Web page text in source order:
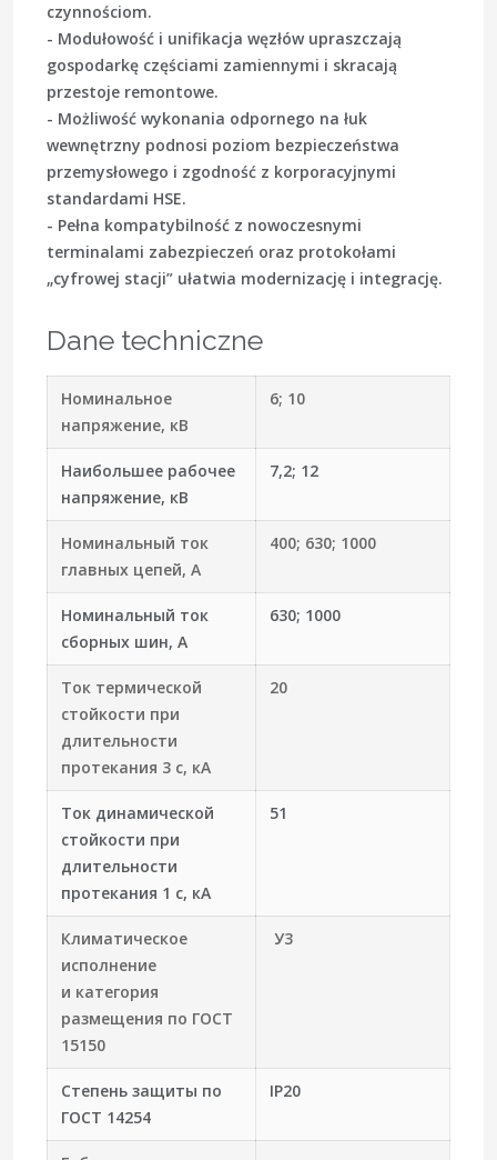
czynnościom.
- Modułowość i unifikacja węzłów upraszczają
gospodarkę częściami zamiennymi i skracają
przestoje remontowe.
- Możliwość wykonania odpornego na łuk
wewnętrzny podnosi poziom bezpieczeństwa
przemysłowego i zgodność z korporacyjnymi
standardami HSE.
- Pełna kompatybilność z nowoczesnymi
terminalami zabezpieczeń oraz protokołami
„cyfrowej stacji” ułatwia modernizację i integrację.
Dane techniczne
Номинальное
напряжение, кВ
6; 10
Наибольшее рабочее
напряжение, кВ
7,2; 12
Номинальный ток
главных цепей, А
400; 630; 1000
Номинальный ток
сборных шин, А
630; 1000
Ток термической
стойкости при
длительности
протекания 3 с, кА
20
Ток динамической
стойкости при
длительности
протекания 1 с, кА
51
Климатическое
исполнение
и категория
размещения по ГОСТ
15150
У3
Степень защиты по
ГОСТ 14254
IP20